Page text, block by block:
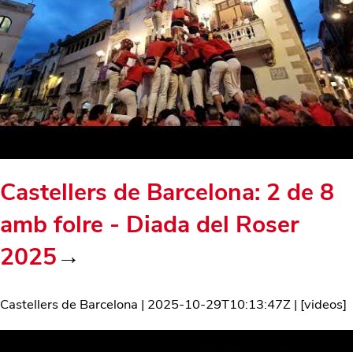
Castellers de Barcelona: 2 de 8
amb folre - Diada del Roser
2025→
Castellers de Barcelona | 2025-10-29T10:13:47Z | [videos]